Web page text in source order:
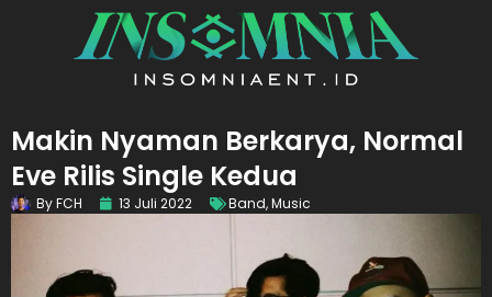
Makin Nyaman Berkarya, Normal
Eve Rilis Single Kedua
ByFCH 13 Juli 2022 Band,Music